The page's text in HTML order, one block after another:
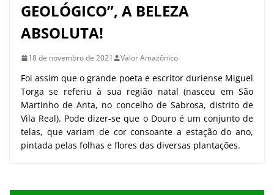
GEOLÓGICO”, A BELEZA
ABSOLUTA!
18 de novembro de 2021 Valor Amazônico
Foi assim que o grande poeta e escritor duriense Miguel
Torga se referiu à sua região natal (nasceu em São
Martinho de Anta, no concelho de Sabrosa, distrito de
Vila Real). Pode dizer-se que o Douro é um conjunto de
telas, que variam de cor consoante a estação do ano,
pintada pelas folhas e flores das diversas plantações.